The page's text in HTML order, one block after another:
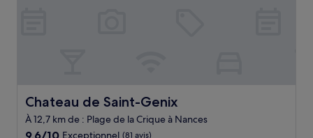
Chateau de Saint-Genix
Chateau de Saint-Genix
À 12,7 km de : Plage de la Crique à Nances
9.6
9,6/10 Exceptionnel (81 avis)